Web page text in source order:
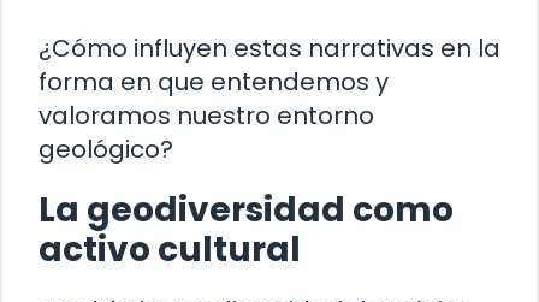
¿Cómo influyen estas narrativas en la
forma en que entendemos y
valoramos nuestro entorno
geológico?
La geodiversidad como
activo cultural